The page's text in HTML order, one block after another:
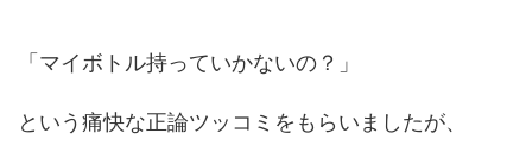
「マイボトル持っていかないの？」
という痛快な正論ツッコミをもらいましたが、